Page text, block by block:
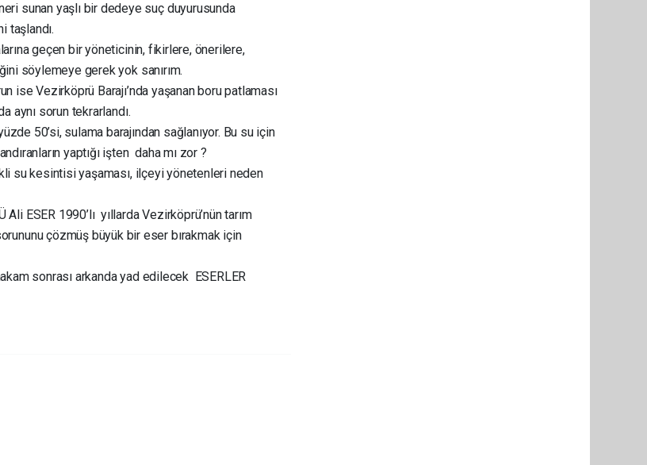
sunan yaşlı bir dedeye suç duyurusunda
taşlandı.
geçen bir yöneticinin, fikirlere, önerilere,
söylemeye gerek yok sanırım.
ise Vezirköprü Barajı’nda yaşanan boru patlaması
aynı sorun tekrarlandı.
50’si, sulama barajından sağlanıyor. Bu su için
yaptığı işten daha mı zor ?
su kesintisi yaşaması, ilçeyi yönetenleri neden
ESER 1990’lı yıllarda Vezirköprü’nün tarım
çözmüş büyük bir eser bırakmak için
sonrası arkanda yad edilecek ESERLER